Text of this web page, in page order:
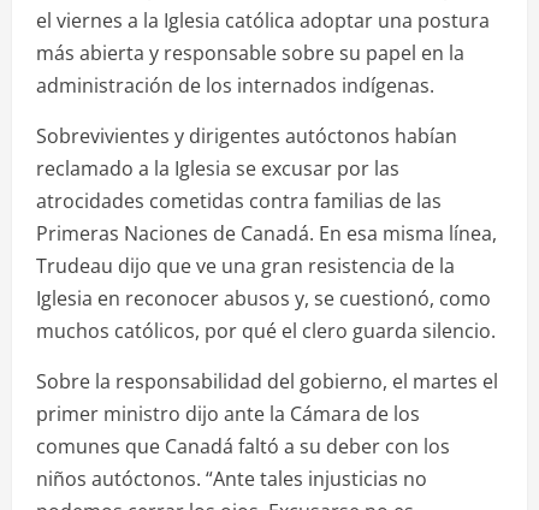
el viernes a la Iglesia católica adoptar una postura
más abierta y responsable sobre su papel en la
administración de los internados indígenas.
Sobrevivientes y dirigentes autóctonos habían
reclamado a la Iglesia se excusar por las
atrocidades cometidas contra familias de las
Primeras Naciones de Canadá. En esa misma línea,
Trudeau dijo que ve una gran resistencia de la
Iglesia en reconocer abusos y, se cuestionó, como
muchos católicos, por qué el clero guarda silencio.
Sobre la responsabilidad del gobierno, el martes el
primer ministro dijo ante la Cámara de los
comunes que Canadá faltó a su deber con los
niños autóctonos. “Ante tales injusticias no